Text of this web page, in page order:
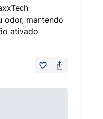
odor, mantendo
ativado